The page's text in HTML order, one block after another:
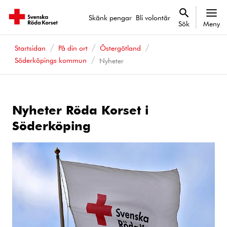
Skänk pengar Bli volontär
Sök Meny
Startsidan På din ort
Östergötland
Söderköpings kommun
Nyheter
Nyheter Röda Korset i
Söderköping